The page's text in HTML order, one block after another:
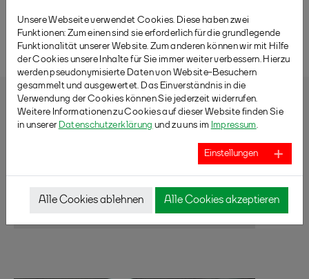
Unsere Webseite verwendet Cookies. Diese haben zwei
Funktionen: Zum einen sind sie erforderlich für die grundlegende
Funktionalität unserer Website. Zum anderen können wir mit Hilfe
der Cookies unsere Inhalte für Sie immer weiter verbessern. Hierzu
werden pseudonymisierte Daten von Website-Besuchern
gesammelt und ausgewertet. Das Einverständnis in die
Verwendung der Cookies können Sie jederzeit widerrufen.
Weitere Informationen zu Cookies auf dieser Website finden Sie
in unserer Datenschutzerklärung und zu uns im Impressum.
Einstellungen
Alle Cookies ablehnen Alle Cookies akzeptieren